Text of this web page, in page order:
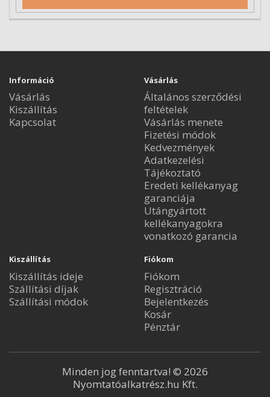
Információ
Vásárlás
Kiszállítás
Kapcsolat
Vásárlás
Általános szerződési
feltételek
Vásárlás menete
Fizetési módok
Kedvezmények
Adatkezelési
Tájékoztató
Eredeti kellékanyag
garanciája
Utángyártott
kellékanyagokra
vonatkozó garancia
Kiszállítás
Kiszállítás ideje
Szállítási díjak
Szállítási módok
Fiókom
Fiókom
Regisztráció
Bejelentkezés
Kosár
Pénztár
Minden jog fenntartva! © 2026
Nyomtatóalkatrész.hu Kft.